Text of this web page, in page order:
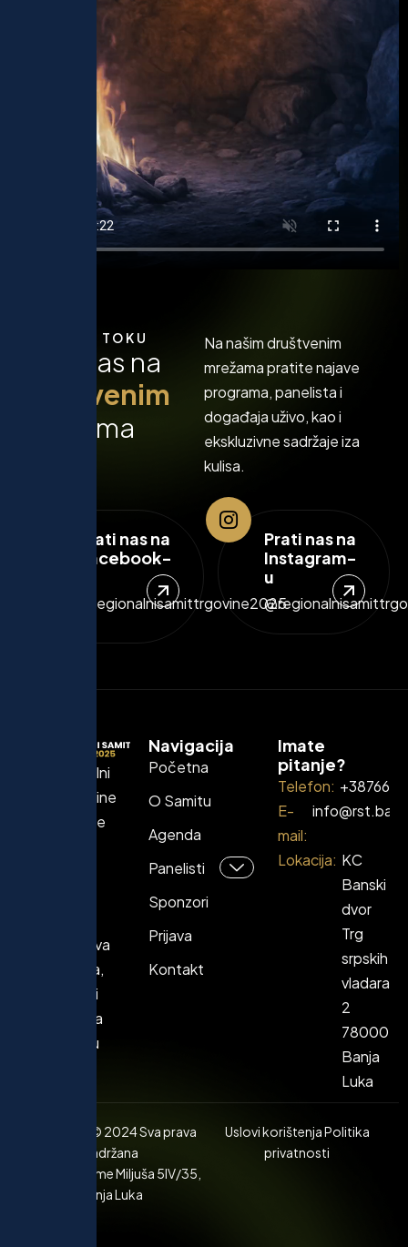
BUDI U TOKU
as na
venim
ma
Na našim društvenim
mrežama pratite najave
programa, panelista i
događaja uživo, kao i
ekskluzivne sadržaje iza
kulisa.
Prati nas na
Facebook-
@regionalnisamittrgovine2025
Prati nas na
Instagram-
u
Prvi regionalni
Samit trgovine
okuplja lidere
Balkana – dva
dana panela,
predavanja i
B2B susreta
koji mijenjaju
Navigacija
Početna
O Samitu
Agenda
Panelisti
Sponzori
Prijava
Kontakt
Imate
pitanje?
Telefon:
E-
mail:
info@rst.ba
Lokacija: KC
Banski
dvor
Trg
srpskih
vladara
2
78000
Banja
Luka
Copyright © 2024 Sva prava
zadržana
UG Samit, Sime Miljuša 5IV/35,
Banja Luka
Uslovi korištenjaPolitika
privatnosti